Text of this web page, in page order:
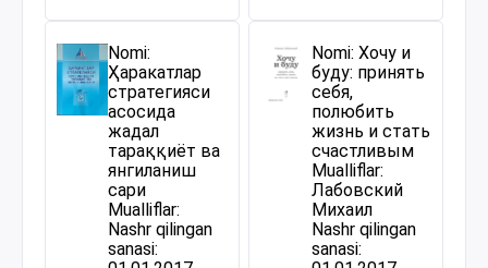
Nomi:
Ҳаракатлар
стратегияси
асосида
жадал
тараққиёт ва
янгиланиш
сари
Mualliflar:
Nashr qilingan
sanasi:
Nomi: Хочу и
буду: принять
себя,
полюбить
жизнь и стать
счастливым
Mualliflar:
Лабовский
Михаил
Nashr qilingan
sanasi: